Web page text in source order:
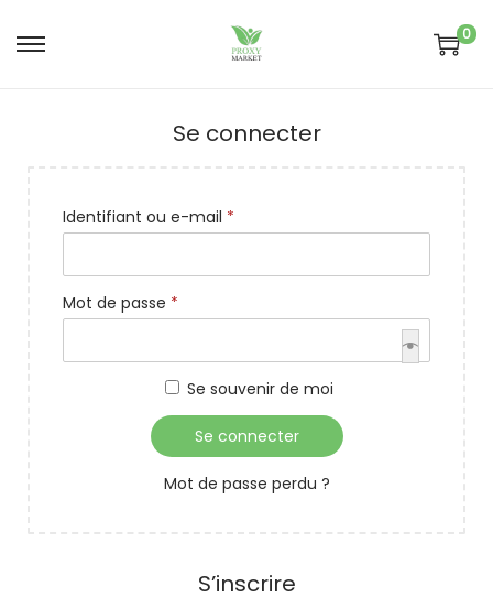
0
Se connecter
Identifiant ou e-mail *
Mot de passe *
Se souvenir de moi
Se connecter
Mot de passe perdu ?
S’inscrire